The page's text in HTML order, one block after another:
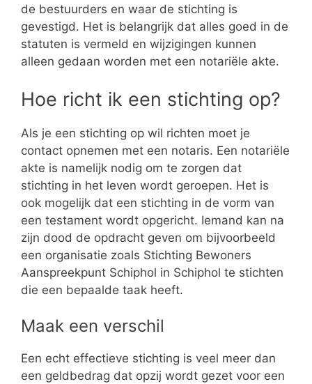
de bestuurders en waar de stichting is
gevestigd. Het is belangrijk dat alles goed in de
statuten is vermeld en wijzigingen kunnen
alleen gedaan worden met een notariële akte.
Hoe richt ik een stichting op?
Als je een stichting op wil richten moet je
contact opnemen met een notaris. Een notariële
akte is namelijk nodig om te zorgen dat
stichting in het leven wordt geroepen. Het is
ook mogelijk dat een stichting in de vorm van
een testament wordt opgericht. Iemand kan na
zijn dood de opdracht geven om bijvoorbeeld
een organisatie zoals Stichting Bewoners
Aanspreekpunt Schiphol in Schiphol te stichten
die een bepaalde taak heeft.
Maak een verschil
Een echt effectieve stichting is veel meer dan
een geldbedrag dat opzij wordt gezet voor een